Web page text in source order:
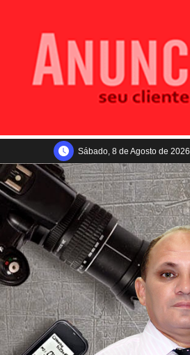
Sábado, 8 de Agosto de 2026